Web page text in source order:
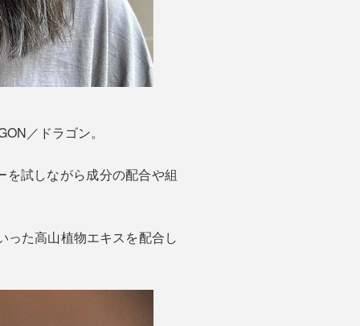
／ドラゴン。
試しながら成分の配合や組
った高山植物エキスを配合し